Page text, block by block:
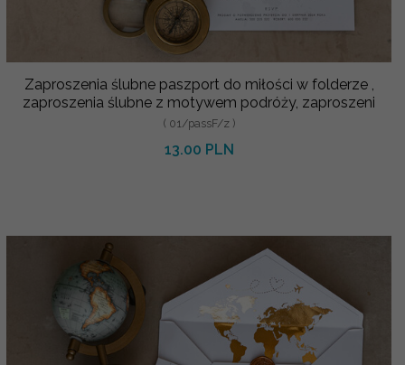
Zaproszenia ślubne paszport do miłości w folderze ,
zaproszenia ślubne z motywem podróży, zaproszeni
( 01/passF/z )
13.00 PLN